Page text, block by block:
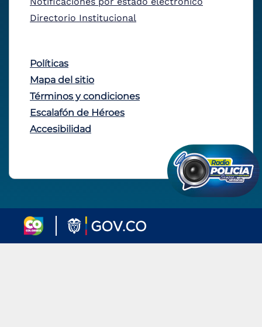
Directorio Institucional
Políticas
Mapa del sitio
Términos y condiciones
Escalafón de Héroes
Accesibilidad